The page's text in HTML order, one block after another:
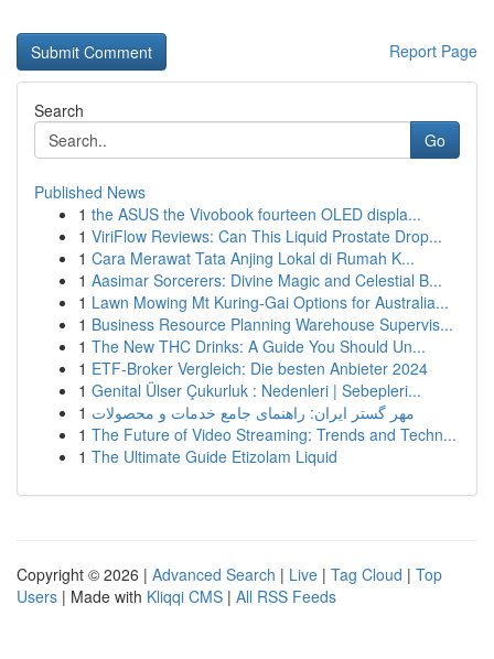
Report Page
Search
Go
Published News
1 the ASUS the Vivobook fourteen OLED displa...
1 ViriFlow Reviews: Can This Liquid Prostate Drop...
1 Cara Merawat Tata Anjing Lokal di Rumah K...
1 Aasimar Sorcerers: Divine Magic and Celestial B...
1 Lawn Mowing Mt Kuring-Gai Options for Australia...
1 Business Resource Planning Warehouse Supervis...
1 The New THC Drinks: A Guide You Should Un...
1 ETF-Broker Vergleich: Die besten Anbieter 2024
1 Genital Ülser Çukurluk : Nedenleri | Sebepleri...
1 مهر گستر ایران: راهنمای جامع خدمات و محصولات
1 The Future of Video Streaming: Trends and Techn...
1 The Ultimate Guide Etizolam Liquid
Copyright © 2026 | Advanced Search | Live | Tag Cloud | Top
Users | Made with Kliqqi CMS | All RSS Feeds